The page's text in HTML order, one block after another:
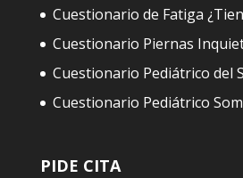
Cuestionario de Fatiga
Cuestionario Piernas
Cuestionario Pediátrico del
Cuestionario Pediátrico
PIDE CITA